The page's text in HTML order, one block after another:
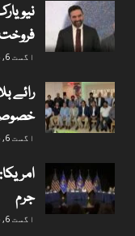
اگست 6, 2026
رائے
اگست 6, 2026
جرم
اگست 6, 2026